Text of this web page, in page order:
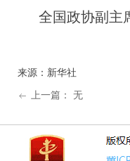
全国政协副主
来源：新华社
ꂃ 上一篇： 无